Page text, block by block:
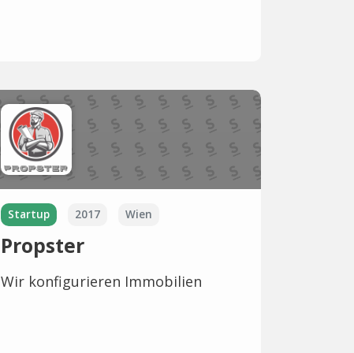
Startup 2017 Wien
Propster
Wir konfigurieren Immobilien